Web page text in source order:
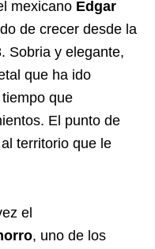
mexicano Edgar
de crecer desde la
Sobria y elegante,
que ha ido
que
El punto de
territorio que le
el
, uno de los